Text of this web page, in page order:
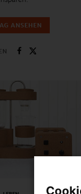
ANSEHEN